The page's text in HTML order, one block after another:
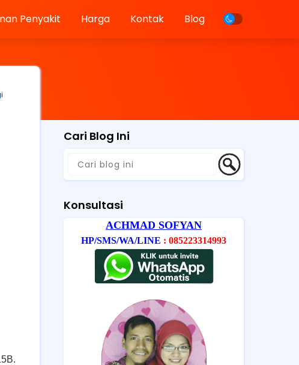
Penyakit Harga Kontak Blog
Cari Blog Ini
Konsultasi
ACHMAD SOFYAN
HP/SMS/WA/LINE : 085223314993